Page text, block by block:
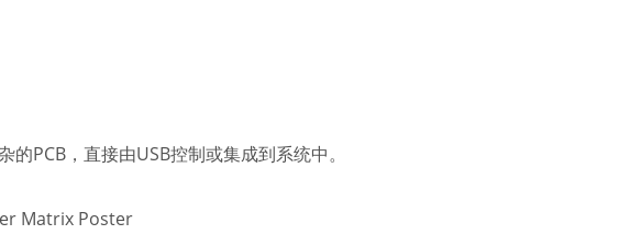
PCB，直接由USB控制或集成到系统中。